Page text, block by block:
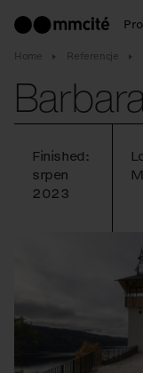
Home Referencje
Finished:
srpen
2023